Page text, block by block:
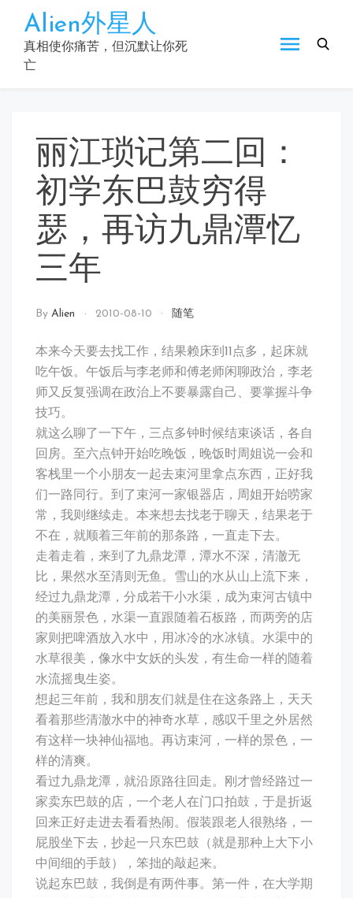
content
Alien外星人
真相使你痛苦，但沉默让你死
亡
丽江琐记第二回：
初学东巴鼓穷得
瑟，再访九鼎潭忆
三年
By Alien 2010-08-10 随笔
本来今天要去找工作，结果赖床到11点多，起床就
吃午饭。午饭后与李老师和傅老师闲聊政治，李老
师又反复强调在政治上不要暴露自己、要掌握斗争
技巧。
就这么聊了一下午，三点多钟时候结束谈话，各自
回房。至六点钟开始吃晚饭，晚饭时周姐说一会和
客栈里一个小朋友一起去束河里拿点东西，正好我
们一路同行。到了束河一家银器店，周姐开始唠家
常，我则继续走。本来想去找老于聊天，结果老于
不在，就顺着三年前的那条路，一直走下去。
走着走着，来到了九鼎龙潭，潭水不深，清澈无
比，果然水至清则无鱼。雪山的水从山上流下来，
经过九鼎龙潭，分成若干小水渠，成为束河古镇中
的美丽景色，水渠一直跟随着石板路，而两旁的店
家则把啤酒放入水中，用冰冷的水冰镇。水渠中的
水草很美，像水中女妖的头发，有生命一样的随着
水流摇曳生姿。
想起三年前，我和朋友们就是住在这条路上，天天
看着那些清澈水中的神奇水草，感叹千里之外居然
有这样一块神仙福地。再访束河，一样的景色，一
样的清爽。
看过九鼎龙潭，就沿原路往回走。刚才曾经路过一
家卖东巴鼓的店，一个老人在门口拍鼓，于是折返
回来正好走进去看看热闹。假装跟老人很熟络，一
屁股坐下去，抄起一只东巴鼓（就是那种上大下小
中间细的手鼓），笨拙的敲起来。
说起东巴鼓，我倒是有两件事。第一件，在大学期